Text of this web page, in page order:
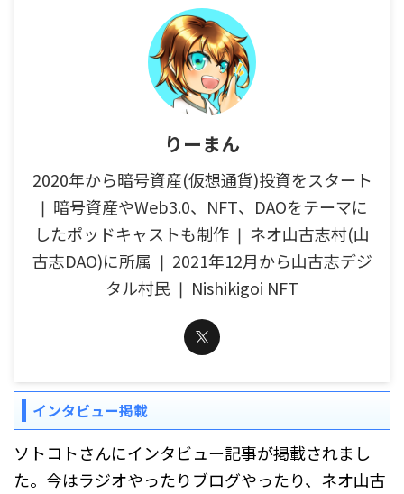
りーまん
2020年から暗号資産(仮想通貨)投資をスタート
❘ 暗号資産やWeb3.0、NFT、DAOをテーマに
したポッドキャストも制作 ❘ ネオ山古志村(山
古志DAO)に所属 ❘ 2021年12月から山古志デジ
タル村民 ❘ Nishikigoi NFT
インタビュー掲載
ソトコトさんにインタビュー記事が掲載されまし
た。今はラジオやったりブログやったり、ネオ山古